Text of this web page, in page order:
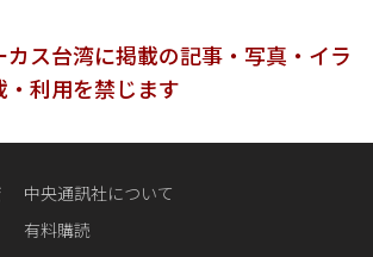
ス台湾に掲載の記事・写真・イラ
・利用を禁じます
中央通訊社について
有料購読